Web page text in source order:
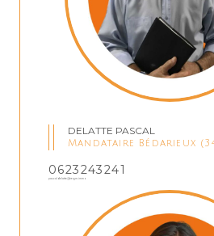
DELATTE PASCAL
Mandataire Bédarieux
0623243241
pascaldelatte@regm.immo